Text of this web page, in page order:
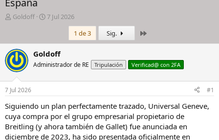
España
I
c
i
a
d
o
d
e
l
h
i
Goldoff
F
h
a
d
e
i
c
o
7 Jul 2026
1 de 3
Sig.
Goldoff
Administrador de RE Tripulación Verificad@ con 2FA
7 Jul 2026 #1
Siguiendo un plan perfectamente trazado, Universal Geneve,
cuya compra por el grupo empresarial propietario de
Breitling (y ahora también de Gallet) fue anunciada en
diciembre de 2023, ha sido presentada oficialmente en